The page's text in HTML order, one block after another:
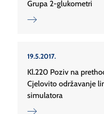
Grupa 2-glukometri
19.5.2017.
Kl.220 Poziv na
Cjelovito održavanje
simulatora